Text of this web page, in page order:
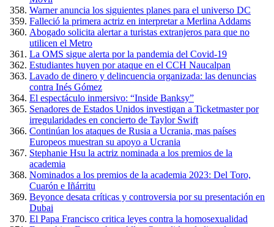
Warner anuncia los siguientes planes para el universo DC
Falleció la primera actriz en interpretar a Merlina Addams
Abogado solicita alertar a turistas extranjeros para que no
utilicen el Metro
La OMS sigue alerta por la pandemia del Covid-19
Estudiantes huyen por ataque en el CCH Naucalpan
Lavado de dinero y delincuencia organizada: las denuncias
contra Inés Gómez
El espectáculo inmersivo: “Inside Banksy”
Senadores de Estados Unidos investigan a Ticketmaster por
irregularidades en concierto de Taylor Swift
Continúan los ataques de Rusia a Ucrania, mas países
Europeos muestran su apoyo a Ucrania
Stephanie Hsu la actriz nominada a los premios de la
academia
Nominados a los premios de la academia 2023: Del Toro,
Cuarón e Iñárritu
Beyonce desata críticas y controversia por su presentación en
Dubai
El Papa Francisco critica leyes contra la homosexualidad